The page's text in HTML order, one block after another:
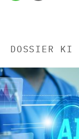
DOSSIER KI